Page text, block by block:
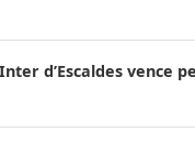
d’Escaldes vence